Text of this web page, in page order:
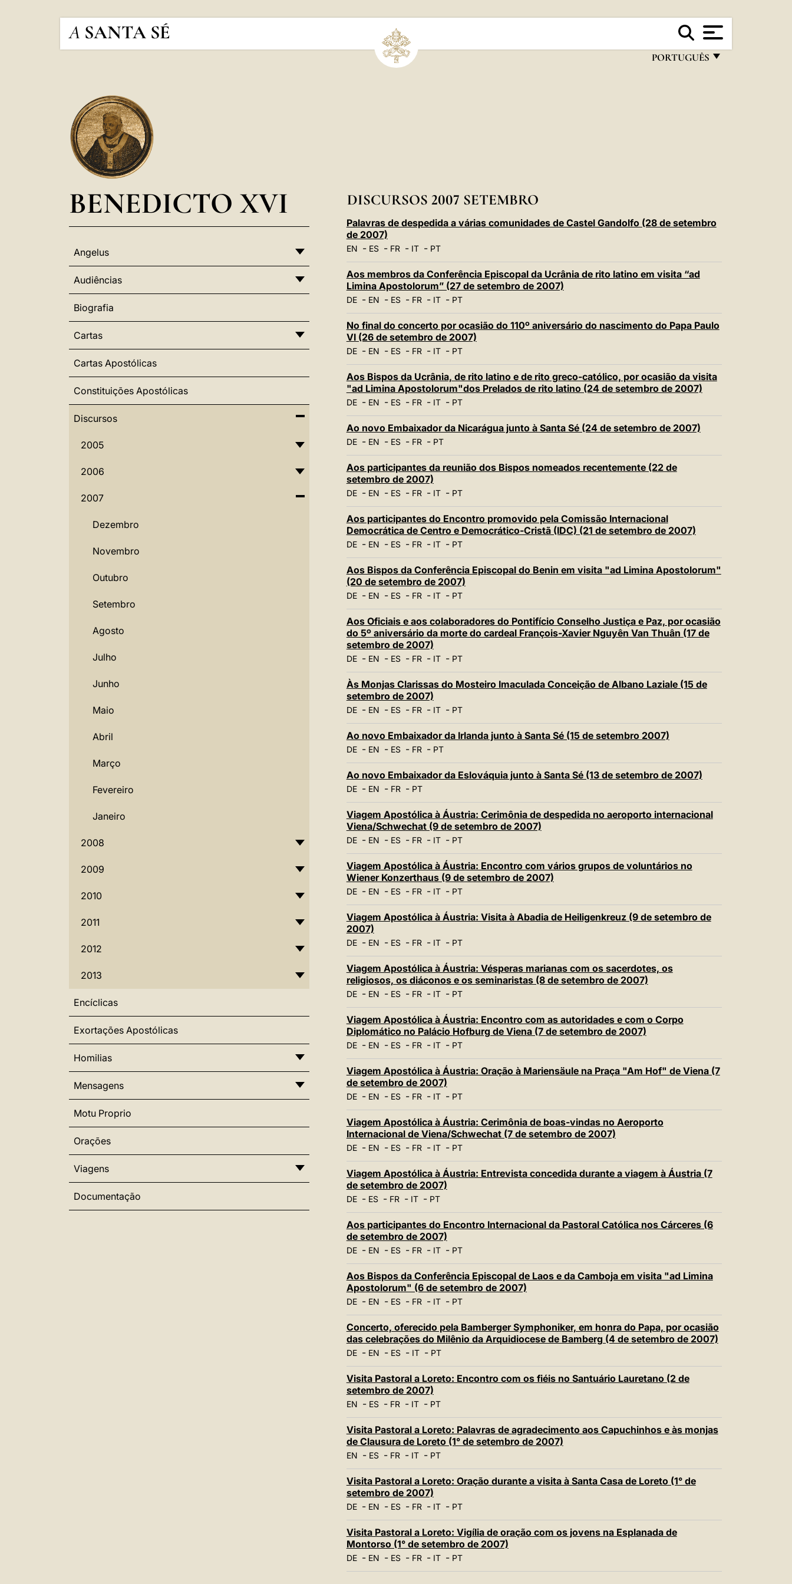
A SANTA SÉ
PORTUGUÊS
POLSKI
中文
BENEDICTO XVI
Angelus
Audiências
Biografia
Cartas
Cartas Apostólicas
Constituições Apostólicas
Discursos
2005
2006
2007
Dezembro
Novembro
Outubro
Setembro
Agosto
Julho
Junho
Maio
Abril
Março
Fevereiro
Janeiro
2008
2009
2010
2011
2012
2013
Encíclicas
Exortações Apostólicas
Homilias
Mensagens
Motu Proprio
Orações
Viagens
Documentação
DISCURSOS 2007 SETEMBRO
Palavras de despedida a várias comunidades de Castel Gandolfo (28 de setembro
de 2007)
EN - ES- FR- IT- PT
Aos membros da Conferência Episcopal da Ucrânia de rito latino em visita “ad
Limina Apostolorum” (27 de setembro de 2007)
DE- EN - ES- FR- IT- PT
No final do concerto por ocasião do 110º aniversário do nascimento do Papa Paulo
VI (26 de setembro de 2007)
DE- EN - ES- FR- IT- PT
Aos Bispos da Ucrânia, de rito latino e de rito greco-católico, por ocasião da visita
"ad Limina Apostolorum"dos Prelados de rito latino (24 de setembro de 2007)
DE- EN - ES- FR- IT- PT
Ao novo Embaixador da Nicarágua junto à Santa Sé (24 de setembro de 2007)
DE- EN - ES- FR- PT
Aos participantes da reunião dos Bispos nomeados recentemente (22 de
setembro de 2007)
DE- EN - ES- FR- IT- PT
Aos participantes do Encontro promovido pela Comissão Internacional
Democrática de Centro e Democrático-Cristã (IDC) (21 de setembro de 2007)
DE- EN - ES- FR- IT- PT
Aos Bispos da Conferência Episcopal do Benin em visita "ad Limina Apostolorum"
(20 de setembro de 2007)
DE- EN - ES- FR- IT- PT
Aos Oficiais e aos colaboradores do Pontifício Conselho Justiça e Paz, por ocasião
do 5º aniversário da morte do cardeal François-Xavier Nguyên Van Thuân (17 de
setembro de 2007)
DE- EN - ES- FR- IT- PT
Às Monjas Clarissas do Mosteiro Imaculada Conceição de Albano Laziale (15 de
setembro de 2007)
DE- EN - ES- FR- IT- PT
Ao novo Embaixador da Irlanda junto à Santa Sé (15 de setembro 2007)
DE- EN - ES- FR- PT
Ao novo Embaixador da Eslováquia junto à Santa Sé (13 de setembro de 2007)
DE- EN - FR- PT
Viagem Apostólica à Áustria: Cerimônia de despedida no aeroporto internacional
Viena/Schwechat (9 de setembro de 2007)
DE- EN - ES- FR- IT- PT
Viagem Apostólica à Áustria: Encontro com vários grupos de voluntários no
Wiener Konzerthaus (9 de setembro de 2007)
DE- EN - ES- FR- IT- PT
Viagem Apostólica à Áustria: Visita à Abadia de Heiligenkreuz (9 de setembro de
2007)
DE- EN - ES- FR- IT- PT
Viagem Apostólica à Áustria: Vésperas marianas com os sacerdotes, os
religiosos, os diáconos e os seminaristas (8 de setembro de 2007)
DE- EN - ES- FR- IT- PT
Viagem Apostólica à Áustria: Encontro com as autoridades e com o Corpo
Diplomático no Palácio Hofburg de Viena (7 de setembro de 2007)
DE- EN - ES- FR- IT- PT
Viagem Apostólica à Áustria: Oração à Mariensäule na Praça "Am Hof" de Viena (7
de setembro de 2007)
DE- EN - ES- FR- IT- PT
Viagem Apostólica à Áustria: Cerimônia de boas-vindas no Aeroporto
Internacional de Viena/Schwechat (7 de setembro de 2007)
DE- EN - ES- FR- IT- PT
Viagem Apostólica à Áustria: Entrevista concedida durante a viagem à Áustria (7
de setembro de 2007)
DE- ES- FR- IT- PT
Aos participantes do Encontro Internacional da Pastoral Católica nos Cárceres (6
de setembro de 2007)
DE- EN - ES- FR- IT- PT
Aos Bispos da Conferência Episcopal de Laos e da Camboja em visita "ad Limina
Apostolorum" (6 de setembro de 2007)
DE- EN - ES- FR- IT- PT
Concerto, oferecido pela Bamberger Symphoniker, em honra do Papa, por ocasião
das celebrações do Milênio da Arquidiocese de Bamberg (4 de setembro de 2007)
DE- EN - ES- IT- PT
Visita Pastoral a Loreto: Encontro com os fiéis no Santuário Lauretano (2 de
setembro de 2007)
EN - ES- FR- IT- PT
Visita Pastoral a Loreto: Palavras de agradecimento aos Capuchinhos e às monjas
de Clausura de Loreto (1° de setembro de 2007)
EN - ES- FR- IT- PT
Visita Pastoral a Loreto: Oração durante a visita à Santa Casa de Loreto (1° de
setembro de 2007)
DE- EN - ES- FR- IT- PT
Visita Pastoral a Loreto: Vigília de oração com os jovens na Esplanada de
Montorso (1° de setembro de 2007)
DE- EN - ES- FR- IT- PT